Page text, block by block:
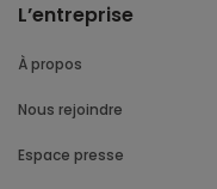
L’entreprise
À propos
Nous rejoindre
Espace presse